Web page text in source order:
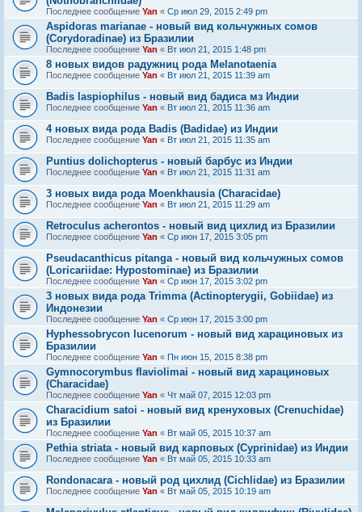
Последнее сообщение Yan « Ср июл 29, 2015 2:49 pm
Aspidoras marianae - новый вид кольчужных сомов
(Corydoradinae) из Бразилии
Последнее сообщение Yan « Вт июл 21, 2015 1:48 pm
8 новых видов радужниц рода Melanotaenia
Последнее сообщение Yan « Вт июл 21, 2015 11:39 am
Badis laspiophilus - новый вид бадиса мз Индии
Последнее сообщение Yan « Вт июл 21, 2015 11:36 am
4 новых вида рода Badis (Badidae) из Индии
Последнее сообщение Yan « Вт июл 21, 2015 11:35 am
Puntius dolichopterus - новый барбус из Индии
Последнее сообщение Yan « Вт июл 21, 2015 11:31 am
3 новых вида рода Moenkhausia (Characidae)
Последнее сообщение Yan « Вт июл 21, 2015 11:29 am
Retroculus acherontos - новый вид цихлид из Бразилии
Последнее сообщение Yan « Ср июн 17, 2015 3:05 pm
Pseudacanthicus pitanga - новый вид кольчужных сомов
(Loricariidae: Hypostominae) из Бразилии
Последнее сообщение Yan « Ср июн 17, 2015 3:02 pm
3 новых вида рода Trimma (Actinopterygii, Gobiidae) из
Индонезии
Последнее сообщение Yan « Ср июн 17, 2015 3:00 pm
Hyphessobrycon lucenorum - новый вид харациновых из
Бразилии
Последнее сообщение Yan « Пн июн 15, 2015 8:38 pm
Gymnocorymbus flaviolimai - новый вид харациновых
(Characidae)
Последнее сообщение Yan « Чт май 07, 2015 12:03 pm
Characidium satoi - новый вид кренуховых (Crenuchidae)
из Бразилии
Последнее сообщение Yan « Вт май 05, 2015 10:37 am
Pethia striata - новый вид карповых (Cyprinidae) из Индии
Последнее сообщение Yan « Вт май 05, 2015 10:33 am
Rondonacara - новый род цихлид (Cichlidae) из Бразилии
Последнее сообщение Yan « Вт май 05, 2015 10:19 am